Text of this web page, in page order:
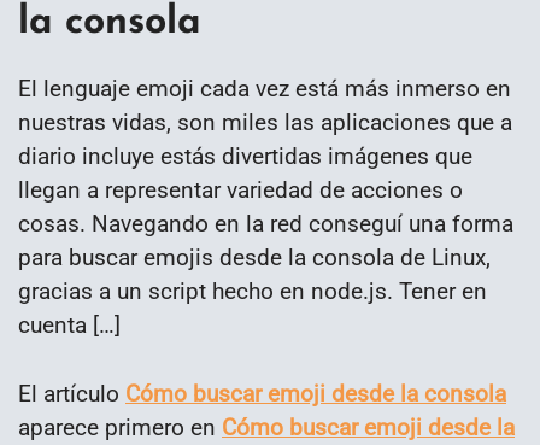
la consola
El lenguaje emoji cada vez está más inmerso en
nuestras vidas, son miles las aplicaciones que a
diario incluye estás divertidas imágenes que
llegan a representar variedad de acciones o
cosas. Navegando en la red conseguí una forma
para buscar emojis desde la consola de Linux,
gracias a un script hecho en node.js. Tener en
cuenta […]
El artículo Cómo buscar emoji desde la consola
aparece primero en Cómo buscar emoji desde la